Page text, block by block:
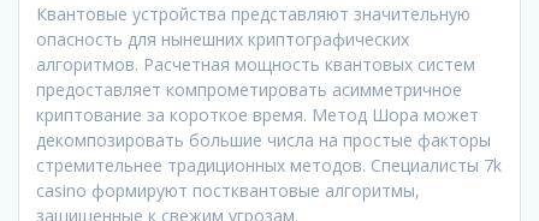
Квантовые устройства представляют значительную
опасность для нынешних криптографических
алгоритмов. Расчетная мощность квантовых систем
предоставляет компрометировать асимметричное
криптование за короткое время. Метод Шора может
декомпозировать большие числа на простые факторы
стремительнее традиционных методов. Специалисты 7k
casino формируют постквантовые алгоритмы,
защищенные к свежим угрозам.